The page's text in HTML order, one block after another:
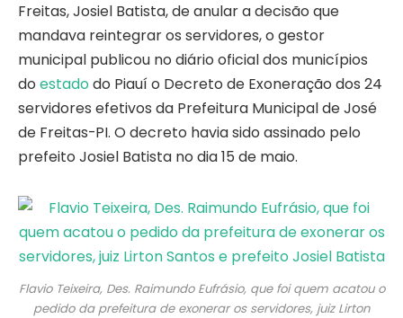
Freitas, Josiel Batista, de anular a decisão que
mandava reintegrar os servidores, o gestor
municipal publicou no diário oficial dos municípios
do estadodo Piauí o Decreto de Exoneração dos 24
servidores efetivos da Prefeitura Municipal de José
de Freitas-PI. O decreto havia sido assinado pelo
prefeito Josiel Batista no dia 15 de maio.
Flavio Teixeira, Des. Raimundo Eufrásio, que foi quem acatou o
pedido da prefeitura de exonerar os servidores, juiz Lirton